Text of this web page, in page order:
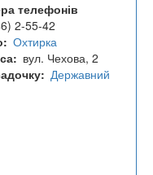
телефонів
2-55-42
Охтирка
вул. Чехова, 2
Державний